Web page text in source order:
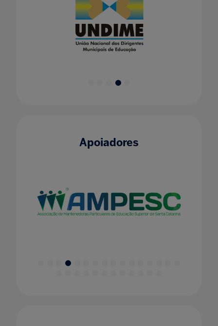
Apoiadores